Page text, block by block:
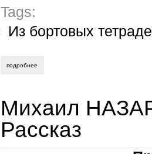
Tags:
Из бортовых
подробнее
Михаил
Рассказ